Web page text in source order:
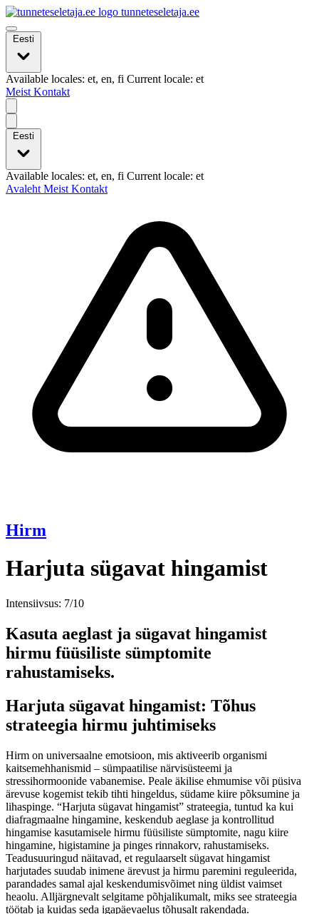
tunneteseletaja.ee
Eesti
Available locales: et, en, fi Current locale: et
Meist Kontakt
Eesti
Available locales: et, en, fi Current locale: et
Avaleht Meist Kontakt
Hirm
Harjuta sügavat hingamist
Intensiivsus: 7/10
Kasuta aeglast ja sügavat hingamist
hirmu füüsiliste sümptomite
rahustamiseks.
Harjuta sügavat hingamist: Tõhus
strateegia hirmu juhtimiseks
Hirm on universaalne emotsioon, mis aktiveerib organismi
kaitsemehhanismid – sümpaatilise närvisüsteemi ja
stressihormoonide vabanemise. Peale äkilise ehmumise või püsiva
ärevuse kogemist tekib tihti hingeldus, südame kiire põksumine ja
lihaspinge. “Harjuta sügavat hingamist” strateegia, tuntud ka kui
diafragmaalne hingamine, keskendub aeglase ja kontrollitud
hingamise kasutamisele hirmu füüsiliste sümptomite, nagu kiire
hingamine, higistamine ja pinges rinnakorv, rahustamiseks.
Teadusuuringud näitavad, et regulaarselt sügavat hingamist
harjutades suudab inimene ärevust ja hirmu paremini reguleerida,
parandades samal ajal keskendumisvõimet ning üldist vaimset
heaolu. Alljärgnevalt selgitame põhjalikumalt, miks see strateegia
töötab ja kuidas seda igapäevaelus tõhusalt rakendada.